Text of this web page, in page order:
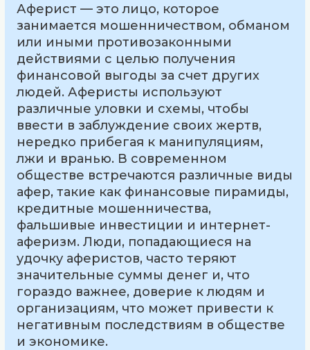
Аферист — это лицо, которое
занимается мошенничеством, обманом
или иными противозаконными
действиями с целью получения
финансовой выгоды за счет других
людей. Аферисты используют
различные уловки и схемы, чтобы
ввести в заблуждение своих жертв,
нередко прибегая к манипуляциям,
лжи и вранью. В современном
обществе встречаются различные виды
афер, такие как финансовые пирамиды,
кредитные мошенничества,
фальшивые инвестиции и интернет-
аферизм. Люди, попадающиеся на
удочку аферистов, часто теряют
значительные суммы денег и, что
гораздо важнее, доверие к людям и
организациям, что может привести к
негативным последствиям в обществе
и экономике.